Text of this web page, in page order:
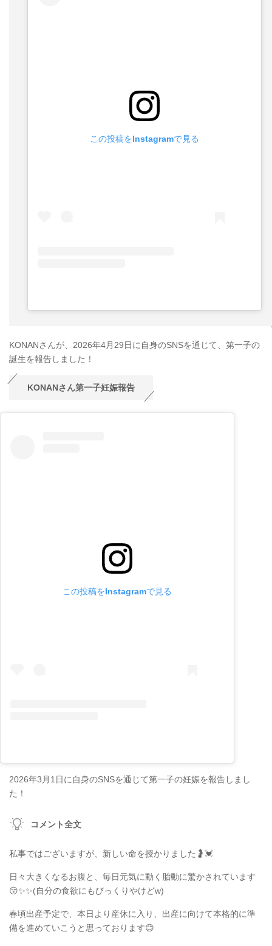
この投稿をInstagramで見る
KONANさんが、2026年4月29日に自身のSNSを通じて、第一子の
誕生を報告しました！
KONANさん第一子妊娠報告
この投稿をInstagramで見る
2026年3月1日に自身のSNSを通じて第一子の妊娠を報告しまし
た！
コメント全文
私事ではございますが、新しい命を授かりました🤰💓
日々大きくなるお腹と、毎日元気に動く胎動に驚かされています
😚✨✨(自分の食欲にもびっくりやけどw)
春頃出産予定で、本日より産休に入り、出産に向けて本格的に準
備を進めていこうと思っております😊